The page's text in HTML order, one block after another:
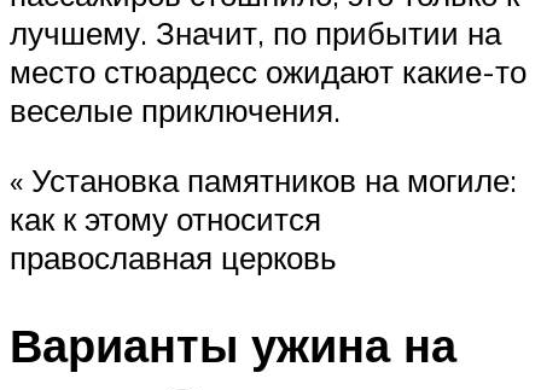
лучшему. Значит, по прибытии на
место стюардесс ожидают какие-то
веселые приключения.
« Установка памятников на могиле:
как к этому относится
православная церковь
Варианты ужина на